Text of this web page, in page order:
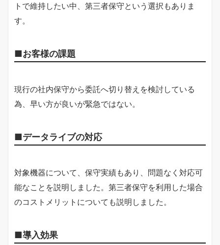
トで維持したい中、第三者保守という選択もありま
す。
■お客様の課題
現行の社内保守から委託へ切り替えを検討している
為、早い方が良いが緊急ではない。
■データライブの対応
対象機器について、保守実績もあり、問題なく対応可
能なことを説明しました。第三者保守を利用した場合
のコストメリットについても説明しました。
■導入効果